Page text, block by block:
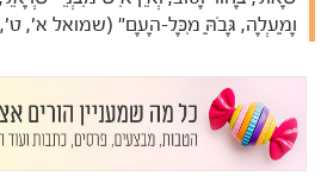
וָמַעְלָה, גָּבֹהַּ מִכָּל-הָעָם" (שמואל א',